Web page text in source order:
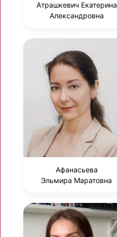
Атрашкевич Екатерина
Александровна
Афанасьева
Эльмира Маратовна